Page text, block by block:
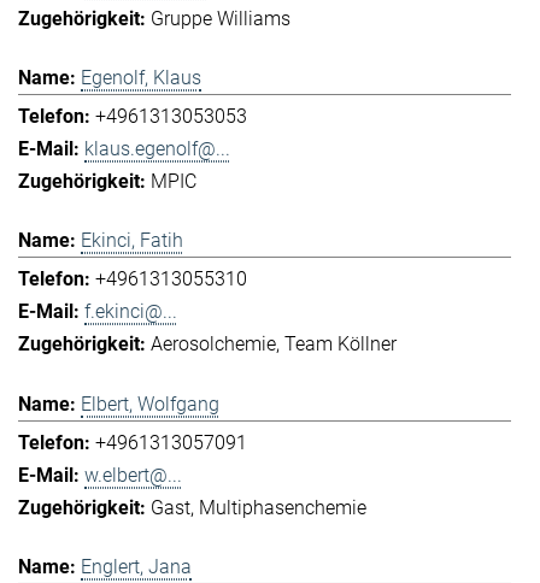
Gruppe Williams
Egenolf, Klaus
+4961313053053
klaus.egenolf@...
MPIC
Ekinci, Fatih
+4961313055310
f.ekinci@...
Aerosolchemie Team Köllner
Elbert, Wolfgang
+4961313057091
w.elbert@...
Gast Multiphasenchemie
Englert, Jana